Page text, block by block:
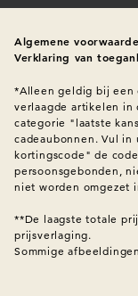
Algemene
Verklaring van
*Alleen geldig bij een
verlaagde artikelen
categorie "laatste
cadeaubonnen. Vul
kortingscode" de
persoonsgebonden,
niet worden omgezet
**De laagste totale
prijsverlaging.
Sommige